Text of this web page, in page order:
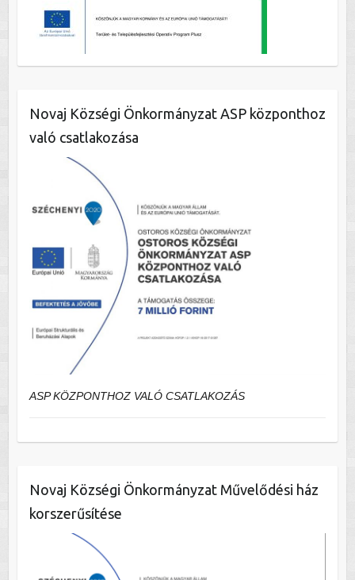
Novaj Községi Önkormányzat ASP központhoz
való csatlakozása
ASP KÖZPONTHOZ VALÓ CSATLAKOZÁS
Novaj Községi Önkormányzat Művelődési ház
korszerűsítése